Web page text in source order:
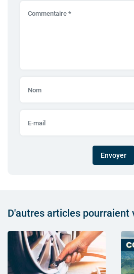
Envoyer
D'autres articles pourraient